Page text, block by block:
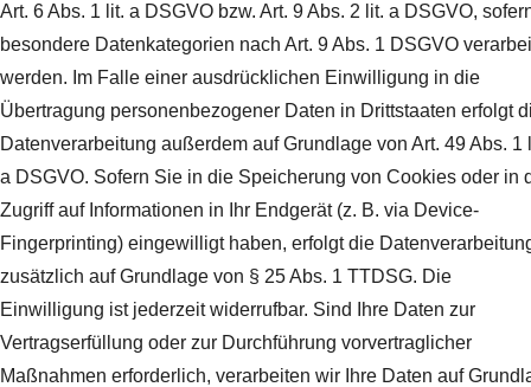
Art. 6 Abs. 1 lit. a DSGVO bzw. Art. 9 Abs. 2 lit. a DSGVO,
besondere Datenkategorien nach Art. 9 Abs. 1 DSGVO
werden. Im Falle einer ausdrücklichen Einwilligung in die
Übertragung personenbezogener Daten in Drittstaaten erfolgt
Datenverarbeitung außerdem auf Grundlage von Art. 49 Abs. 1
a DSGVO. Sofern Sie in die Speicherung von Cookies oder in
Zugriff auf Informationen in Ihr Endgerät (z. B. via Device-
Fingerprinting) eingewilligt haben, erfolgt die
zusätzlich auf Grundlage von § 25 Abs. 1 TTDSG. Die
Einwilligung ist jederzeit widerrufbar. Sind Ihre Daten zur
Vertragserfüllung oder zur Durchführung vorvertraglicher
Maßnahmen erforderlich, verarbeiten wir Ihre Daten auf